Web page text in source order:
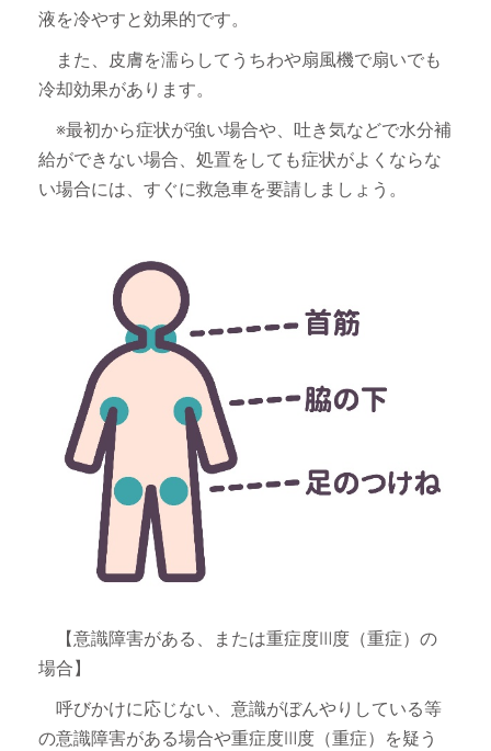
液を冷やすと効果的です。
また、皮膚を濡らしてうちわや扇風機で扇いでも
冷却効果があります。
※最初から症状が強い場合や、吐き気などで水分補
給ができない場合、処置をしても症状がよくならな
い場合には、すぐに救急車を要請しましょう。
【意識障害がある、または重症度Ⅲ度（重症）の
場合】
呼びかけに応じない、意識がぼんやりしている等
の意識障害がある場合や重症度Ⅲ度（重症）を疑う